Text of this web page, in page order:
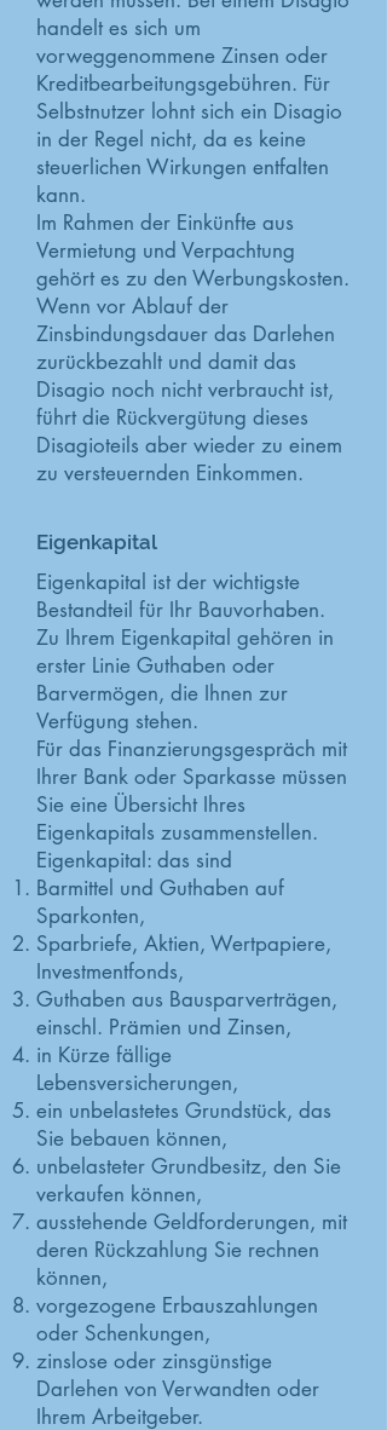
handelt es sich um
vorweggenommene Zinsen oder
Kreditbearbeitungsgebühren. Für
Selbstnutzer lohnt sich ein Disagio
in der Regel nicht, da es keine
steuerlichen Wirkungen entfalten
kann.
Im Rahmen der Einkünfte aus
Vermietung und Verpachtung
gehört es zu den Werbungskosten.
Wenn vor Ablauf der
Zinsbindungsdauer das Darlehen
zurückbezahlt und damit das
Disagio noch nicht verbraucht ist,
führt die Rückvergütung dieses
Disagioteils aber wieder zu einem
zu versteuernden Einkommen.
Eigenkapital
Eigenkapital ist der wichtigste
Bestandteil für Ihr Bauvorhaben.
Zu Ihrem Eigenkapital gehören in
erster Linie Guthaben oder
Barvermögen, die Ihnen zur
Verfügung stehen.
Für das Finanzierungsgespräch mit
Ihrer Bank oder Sparkasse müssen
Sie eine Übersicht Ihres
Eigenkapitals zusammenstellen.
Eigenkapital: das sind
Barmittel und Guthaben auf
Sparkonten,
Sparbriefe, Aktien, Wertpapiere,
Investmentfonds,
Guthaben aus Bausparverträgen,
einschl. Prämien und Zinsen,
in Kürze fällige
Lebensversicherungen,
ein unbelastetes Grundstück, das
Sie bebauen können,
unbelasteter Grundbesitz, den Sie
verkaufen können,
ausstehende Geldforderungen, mit
deren Rückzahlung Sie rechnen
können,
vorgezogene Erbauszahlungen
oder Schenkungen,
zinslose oder zinsgünstige
Darlehen von Verwandten oder
Ihrem Arbeitgeber.